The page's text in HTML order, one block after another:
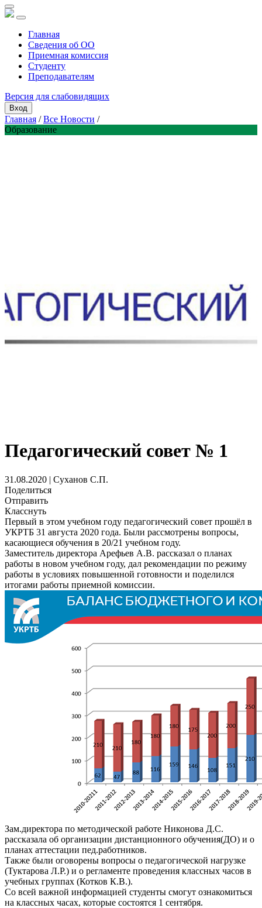
Главная
Сведения об ОО
Приемная комиссия
Студенту
Преподавателям
Версия для слабовидящих
Вход
Главная /Все Новости /
Образование
Педагогический совет № 1
31.08.2020 | Суханов С.П.
Поделиться
Отправить
Класснуть
Первый в этом учебном году педагогический совет прошёл в
УКРТБ 31 августа 2020 года. Были рассмотрены вопросы,
касающиеся обучения в 20/21 учебном году.
Заместитель директора Арефьев А.В. рассказал о планах
работы в новом учебном году, дал рекомендации по режиму
работы в условиях повышенной готовности и поделился
итогами работы приемной комиссии.
Зам.директора по методической работе Никонова Д.С.
рассказала об организации дистанционного обучения(ДО) и о
планах аттестации пед.работников.
Также были оговорены вопросы о педагогической нагрузке
(Туктарова Л.Р.) и о регламенте проведения классных часов в
учебных группах (Котков К.В.).
Со всей важной информацией студенты смогут ознакомиться
на классных часах, которые состоятся 1 сентября.